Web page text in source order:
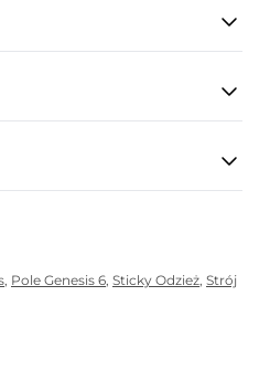
, Pole Genesis 6, Sticky Odzież, Strój